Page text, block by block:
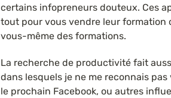
certains infopreneurs douteux. Ces
tout pour vous vendre leur
vous-même des formations.
La recherche de productivité fait
dans lesquels je ne me reconnais pas
le prochain Facebook, ou autres